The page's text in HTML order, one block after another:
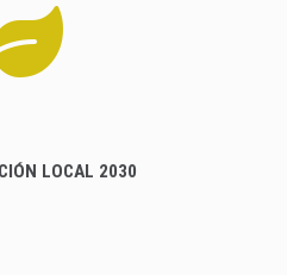
LOCAL 2030